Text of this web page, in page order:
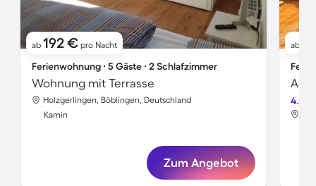
ab 192 € pro Nacht
Ferienwohnung ∙ 5 Gäste ∙ 2 Schlafzimmer
Wohnung mit Terrasse
Holzgerlingen, Böblingen, Deutschland
Kamin
Zum Angebot
ab
4.0